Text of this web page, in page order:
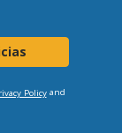
Policyand